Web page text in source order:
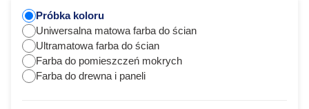
Próbka koloru
Uniwersalna matowa farba do ścian
Ultramatowa farba do ścian
Farba do pomieszczeń mokrych
Farba do drewna i paneli